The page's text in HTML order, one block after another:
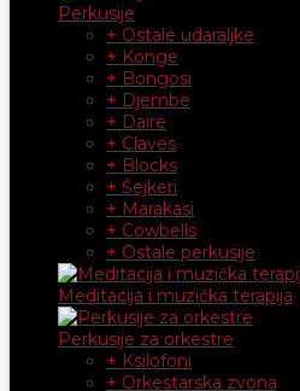
Perkusije
+ Ostale udaraljke
+ Konge
+ Bongosi
+ Djembe
+ Daire
+ Claves
+ Blocks
+ Šejkeri
+ Marakasi
+ Cowbells
+ Ostale perkusije
Meditacija i muzička terapija
Perkusije za orkestre
+ Ksilofoni
+ Orkestarska zvona